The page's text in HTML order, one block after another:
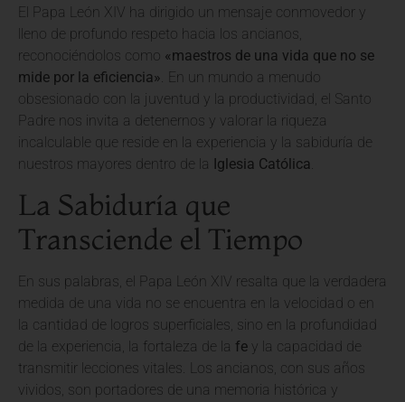
El Papa León XIV ha dirigido un mensaje conmovedor y
lleno de profundo respeto hacia los ancianos,
reconociéndolos como «maestros de una vida que no se
mide por la eficiencia» . En un mundo a menudo
obsesionado con la juventud y la productividad, el Santo
Padre nos invita a detenernos y valorar la riqueza
incalculable que reside en la experiencia y la sabiduría de
nuestros mayores dentro de la Iglesia Católica
La Sabiduría que
Transciende el Tiempo
En sus palabras, el Papa León XIV resalta que la verdadera
medida de una vida no se encuentra en la velocidad o en
la cantidad de logros superficiales, sino en la profundidad
de la experiencia, la fortaleza de la fe y la capacidad de
transmitir lecciones vitales. Los ancianos, con sus años
vividos, son portadores de una memoria histórica y